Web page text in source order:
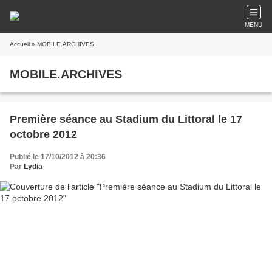
MENU
Accueil » MOBILE.ARCHIVES
MOBILE.ARCHIVES
Première séance au Stadium du Littoral le 17
octobre 2012
Publié le 17/10/2012 à 20:36
Par Lydia